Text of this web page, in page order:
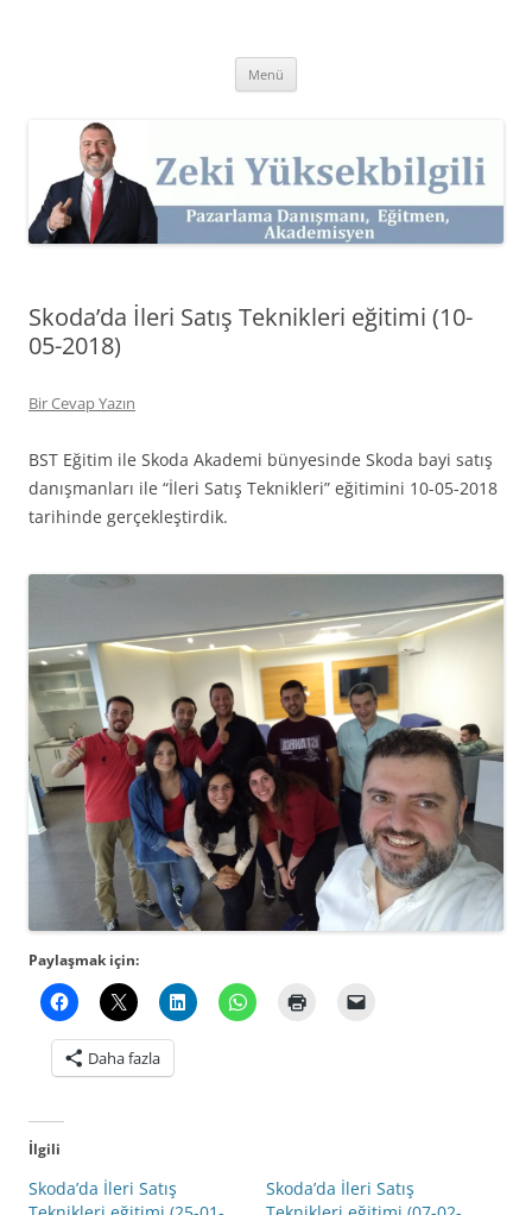
Kişisel Web Sitesi.
Menü
Skoda’da İleri Satış Teknikleri eğitimi (10-
05-2018)
Bir Cevap Yazın
BST Eğitim ile Skoda Akademi bünyesinde Skoda bayi satış
danışmanları ile “İleri Satış Teknikleri” eğitimini 10-05-2018
tarihinde gerçekleştirdik.
Paylaşmak için:
Daha fazla
İlgili
Skoda’da İleri Satış
Skoda’da İleri Satış